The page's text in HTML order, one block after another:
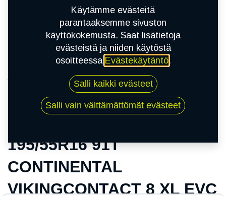
195/55R16 91T CONTINENTAL
VIKINGCONTACT 8 XL EVC
195/55R16 91T
CONTINENTAL
VIKINGCONTACT 8 XL EVC
Käytämme evästeitä
parantaaksemme sivuston
käyttökokemusta. Saat lisätietoja
evästeistä ja niiden käytöstä
osoitteessa Evästekäytäntö.
Salli kaikki evästeet
Salli vain välttämättömät evästeet